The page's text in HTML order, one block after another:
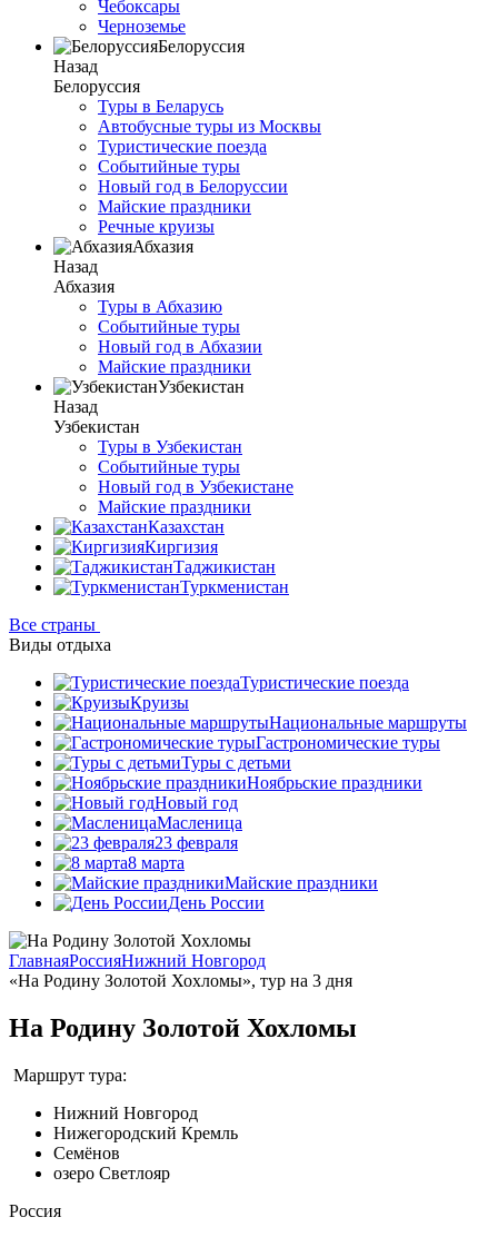
Чебоксары
Черноземье
Белоруссия
Назад
Белоруссия
Туры в Беларусь
Автобусные туры из Москвы
Туристические поезда
Событийные туры
Новый год в Белоруссии
Майские праздники
Речные круизы
Абхазия
Назад
Абхазия
Туры в Абхазию
Событийные туры
Новый год в Абхазии
Майские праздники
Узбекистан
Назад
Узбекистан
Туры в Узбекистан
Событийные туры
Новый год в Узбекистане
Майские праздники
Казахстан
Киргизия
Таджикистан
Туркменистан
Все страны
Виды отдыха
Туристические поезда
Круизы
Национальные маршруты
Гастрономические туры
Туры с детьми
Ноябрьские праздники
Новый год
Масленица
23 февраля
8 марта
Майские праздники
День России
ГлавнаяРоссияНижний Новгород
«На Родину Золотой Хохломы», тур на 3 дня
На Родину Золотой Хохломы
Маршрут тура:
Нижний Новгород
Нижегородский Кремль
Семёнов
озеро Светлояр
Россия